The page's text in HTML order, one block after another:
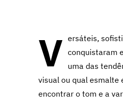
V ersáteis,
conquistaram
uma das
visual ou qual esmalte
encontrar o tom e a